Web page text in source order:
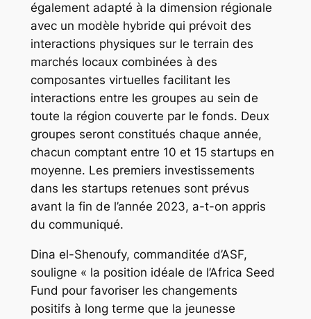
également adapté à la dimension régionale
avec un modèle hybride qui prévoit des
interactions physiques sur le terrain des
marchés locaux combinées à des
composantes virtuelles facilitant les
interactions entre les groupes au sein de
toute la région couverte par le fonds. Deux
groupes seront constitués chaque année,
chacun comptant entre 10 et 15 startups en
moyenne. Les premiers investissements
dans les startups retenues sont prévus
avant la fin de l’année 2023, a-t-on appris
du communiqué.
Dina el-Shenoufy, commanditée d’ASF,
souligne « la position idéale de l’Africa Seed
Fund pour favoriser les changements
positifs à long terme que la jeunesse